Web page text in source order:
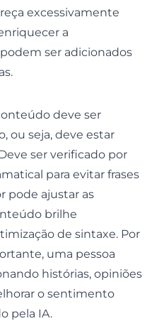
excessivamente
a
ser adicionados
deve ser
ou seja, deve estar
ser verificado por
para evitar frases
pode ajustar as
brilhe
de sintaxe. Por
uma pessoa
histórias, opiniões
o sentimento
pela IA.